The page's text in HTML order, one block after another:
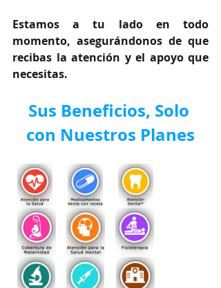
Estamos a tu lado en todo
momento, asegurándonos de que
recibas la atención y el apoyo que
necesitas.
Sus Beneficios, Solo
con Nuestros Planes